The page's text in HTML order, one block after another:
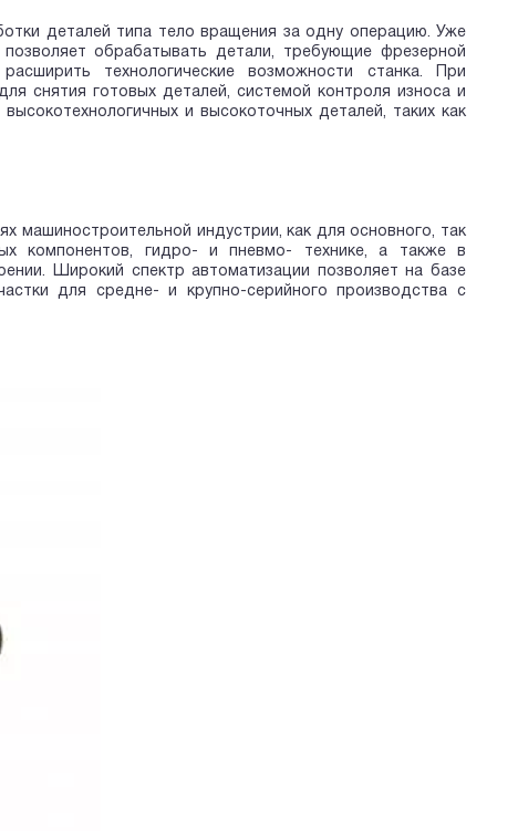
деталей типа тело вращения за одну операцию. Уже
обрабатывать детали, требующие фрезерной
технологические возможности станка. При
снятия готовых деталей, системой контроля износа и
и высокоточных деталей, таких как
машиностроительной индустрии, как для основного, так
компонентов, гидро- и пневмо- технике, а также в
Широкий спектр автоматизации позволяет на базе
для средне- и крупно-серийного производства с